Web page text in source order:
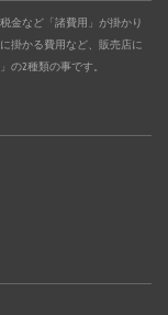
金など「諸費用」が掛かり
掛かる費用など、販売店に
の2種類の事です。